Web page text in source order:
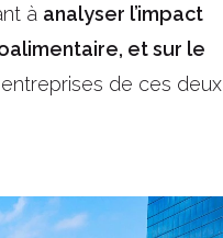
à analyser l’impact
et sur le
de ces deux